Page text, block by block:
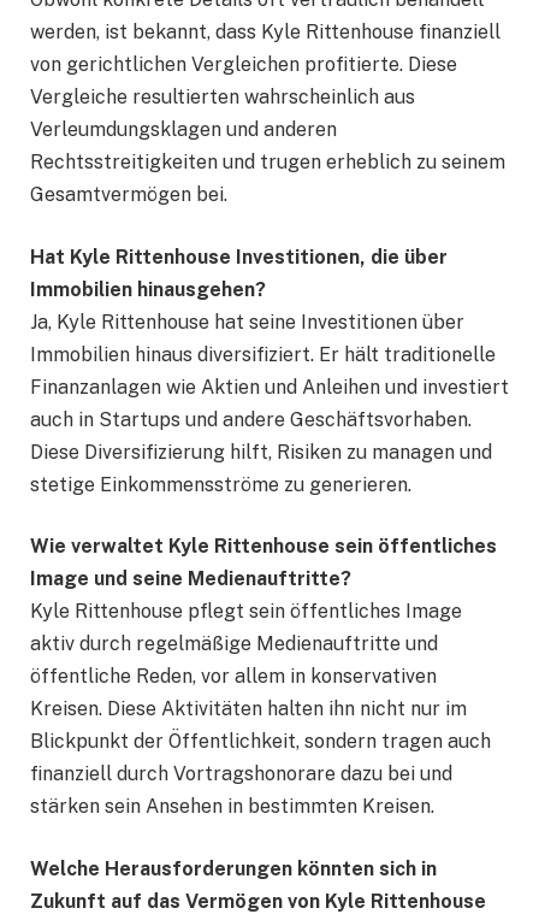
werden, ist bekannt, dass Kyle Rittenhouse finanziell
von gerichtlichen Vergleichen profitierte. Diese
Vergleiche resultierten wahrscheinlich aus
Verleumdungsklagen und anderen
Rechtsstreitigkeiten und trugen erheblich zu seinem
Gesamtvermögen bei.
Hat Kyle Rittenhouse Investitionen, die über
Immobilien hinausgehen?
Ja, Kyle Rittenhouse hat seine Investitionen über
Immobilien hinaus diversifiziert. Er hält traditionelle
Finanzanlagen wie Aktien und Anleihen und investiert
auch in Startups und andere Geschäftsvorhaben.
Diese Diversifizierung hilft, Risiken zu managen und
stetige Einkommensströme zu generieren.
Wie verwaltet Kyle Rittenhouse sein öffentliches
Image und seine Medienauftritte?
Kyle Rittenhouse pflegt sein öffentliches Image
aktiv durch regelmäßige Medienauftritte und
öffentliche Reden, vor allem in konservativen
Kreisen. Diese Aktivitäten halten ihn nicht nur im
Blickpunkt der Öffentlichkeit, sondern tragen auch
finanziell durch Vortragshonorare dazu bei und
stärken sein Ansehen in bestimmten Kreisen.
Welche Herausforderungen könnten sich in
Zukunft auf das Vermögen von Kyle Rittenhouse